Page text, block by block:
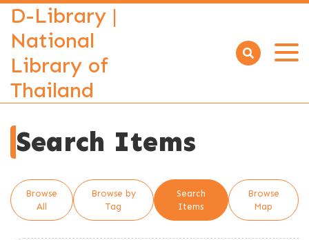
D-Library |
National
Library of
Thailand
Open
Search Items
Browse
All
Browse by
Tag
Search
Items
Browse
Map